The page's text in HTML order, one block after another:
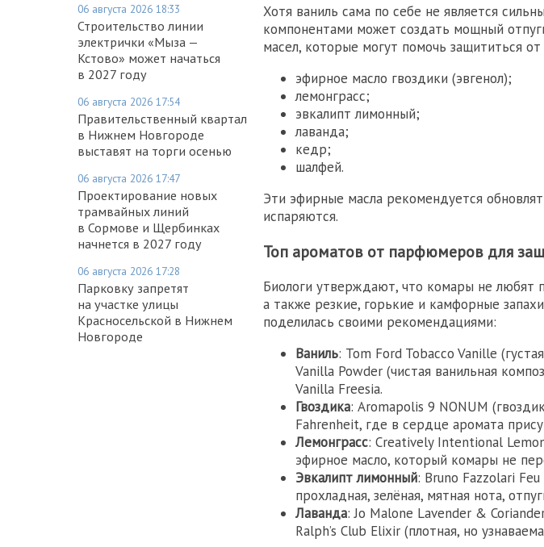
06 августа 2026 18:33
Строительство линии
электрички «Мыза —
Кстово» может начаться
в 2027 году
06 августа 2026 17:54
Правительственный квартал
в Нижнем Новгороде
выставят на торги осенью
06 августа 2026 17:47
Проектирование новых
трамвайных линий
в Сормове и Щербинках
начнется в 2027 году
06 августа 2026 17:28
Парковку запретят
на участке улицы
Красносельской в Нижнем
Новгороде
Хотя ваниль сама по себе не является
компонентами может создать мощный
масел, которые могут помочь защититься
эфирное масло гвоздики (эвгенол);
лемонграсс;
эвкалипт лимонный;
лаванда;
кедр;
шалфей.
Эти эфирные масла рекомендуется
испаряются.
Топ ароматов от парфюмеров для
Биологи утверждают, что комары не любят
а также резкие, горькие и камфорные
поделилась своими рекомендациями:
Ваниль: Tom Ford Tobacco Vanille
Vanilla Powder (чистая ванильная
Vanilla Freesia.
Гвоздика: Aromapolis 9 NONUM
Fahrenheit, где в сердце аромата
Лемонграсс: Creatively Intentional
эфирное масло, который комары не
Эвкалипт лимонный: Bruno Fazzolari
прохладная, зелёная, мятная нота,
Лаванда: Jo Malone Lavender &
Ralph’s Club Elixir (плотная, но